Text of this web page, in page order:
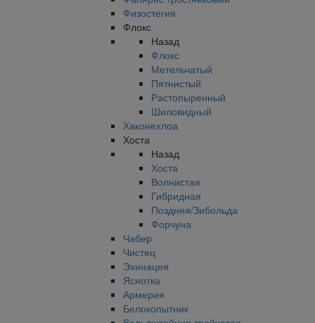
Физостегия
Флокс
Назад
Флокс
Метельчатый
Пятнистый
Растопыренный
Шиловидный
Хаконехлоа
Хоста
Назад
Хоста
Волнистая
Гибридная
Поздняя/Зибольда
Форчуна
Чабер
Чистец
Эхинацея
Яснотка
Армерия
Белокопытник